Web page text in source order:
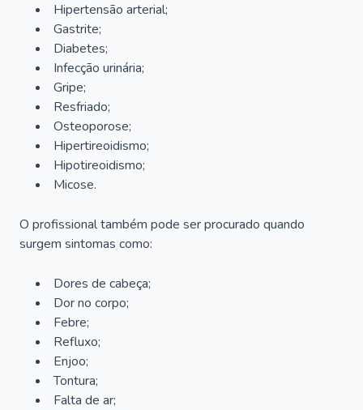
Hipertensão arterial;
Gastrite;
Diabetes;
Infecção urinária;
Gripe;
Resfriado;
Osteoporose;
Hipertireoidismo;
Hipotireoidismo;
Micose.
O profissional também pode ser procurado quando
surgem sintomas como:
Dores de cabeça;
Dor no corpo;
Febre;
Refluxo;
Enjoo;
Tontura;
Falta de ar;